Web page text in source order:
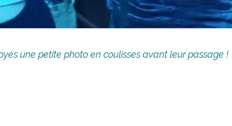
une petite photo en coulisses avant leur passage !